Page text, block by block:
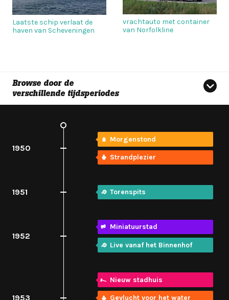
Browse door de
verschillende tijdsperiodes
1950
Morgenstond
Strandplezier
1951 Torenspits
1952
Miniatuurstad
Live vanaf het Binnenhof
1953
Nieuw stadhuis
Gevlucht voor het water
Laatste schip verlaat de
haven van Scheveningen
vrachtauto met container
van Norfolkline